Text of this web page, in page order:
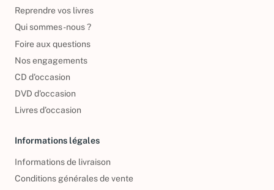
Reprendre vos livres
Qui sommes-nous ?
Foire aux questions
Nos engagements
CD d'occasion
DVD d'occasion
Livres d’occasion
Informations légales
Informations de livraison
Conditions générales de vente